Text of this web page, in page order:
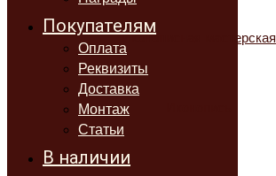
Иконописная мастерская
Покупателям
Оплата
Реквизиты
Доставка
Монтаж
Статьи
В наличии